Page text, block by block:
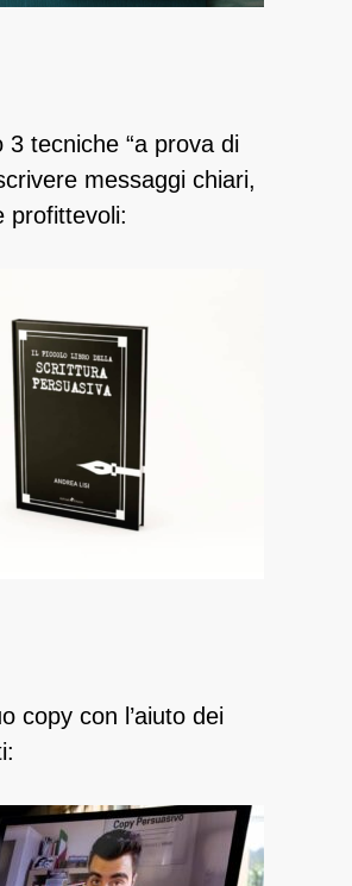
3 tecniche “a prova di
messaggi chiari,
profittevoli:
copy con l’aiuto dei